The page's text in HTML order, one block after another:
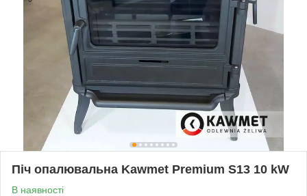
Піч опалювальна Kawmet Premium S13 10 kW
В наявності